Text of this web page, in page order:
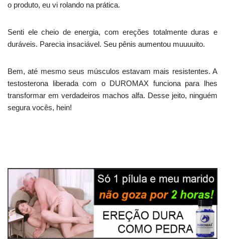
o produto, eu vi rolando na prática.
Senti ele cheio de energia, com ereções totalmente duras e
duráveis. Parecia insaciável. Seu pênis aumentou muuuuito.
Bem, até mesmo seus músculos estavam mais resistentes. A
testosterona liberada com o DUROMAX funciona para lhes
transformar em verdadeiros machos alfa. Desse jeito, ninguém
segura vocês, hein!